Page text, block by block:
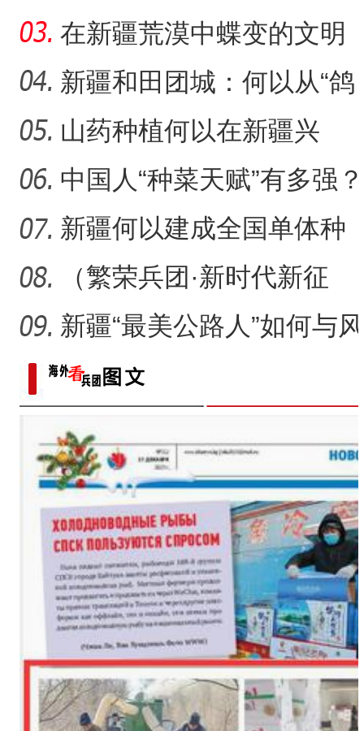
瓷，也是“情”
在新疆荒漠中蝶变的文明
村镇
新疆和田团城：何以从“鸽
子巷”到网红打卡地
山药种植何以在新疆兴
起？
中国人“种菜天赋”有多强？
戈壁荒漠变“智慧农场
新疆何以建成全国单体种
植面积最大油莎豆示范基
地
（繁荣兵团·新时代新征
程）沙漠瀚海中的新疆兵
团
新疆“最美公路人”如何与风
沙“硬碰硬”？